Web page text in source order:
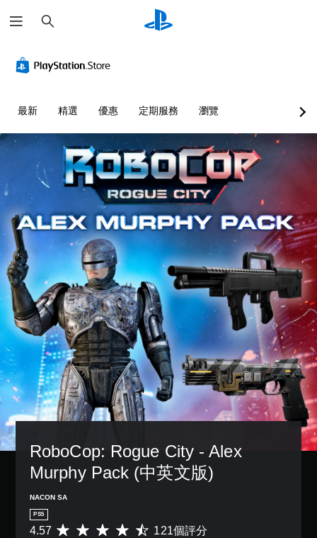
尋
最新 精選 優惠 定期服務 瀏覽
RoboCop: Rogue City - Alex
Murphy Pack (中英文版)
NACON SA
PS5
平
4.57 121個評分